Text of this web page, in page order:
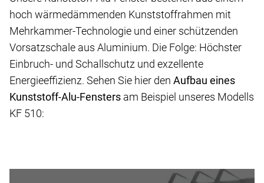
hoch wärmedämmenden Kunststoffrahmen mit
Mehrkammer-Technologie und einer schützenden
Vorsatzschale aus Aluminium. Die Folge: Höchster
Einbruch- und Schallschutz und exzellente
Energieeffizienz. Sehen Sie hier den Aufbau eines
Kunststoff-Alu-Fensters am Beispiel unseres Modells
KF 510: